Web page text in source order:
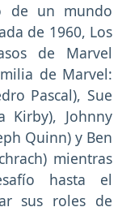
de un mundo
de 1960, Los
de Marvel
de Marvel:
Pascal), Sue
Kirby), Johnny
Quinn) y Ben
mientras
hasta el
sus roles de